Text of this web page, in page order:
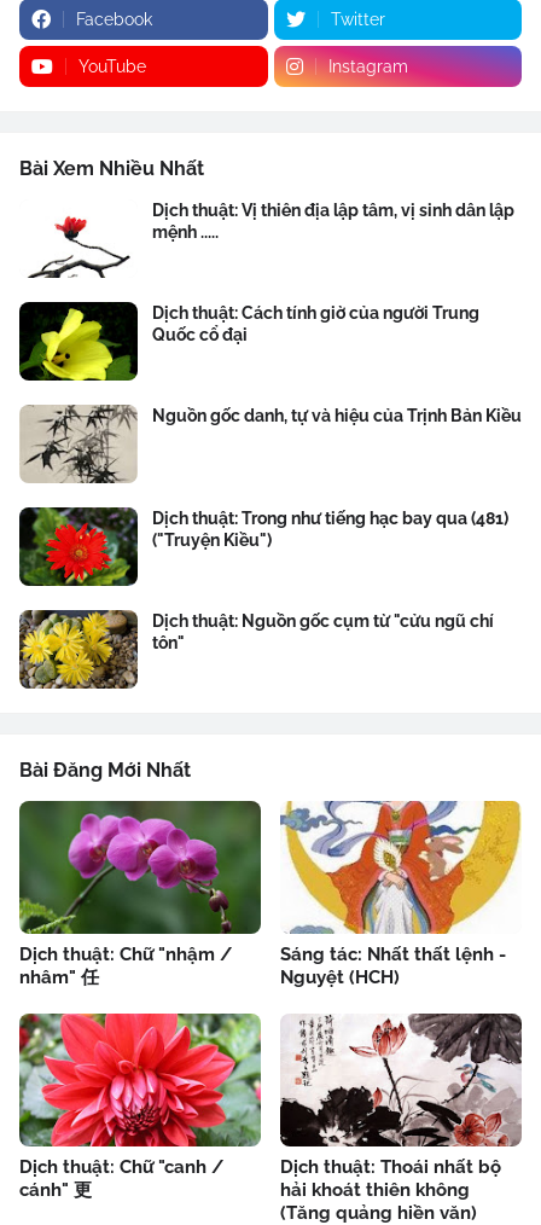
Facebook Twitter
YouTube Instagram
Bài Xem Nhiều Nhất
Dịch thuật: Vị thiên địa lập tâm, vị sinh dân lập
mệnh .....
Dịch thuật: Cách tính giờ của người Trung
Quốc cổ đại
Nguồn gốc danh, tự và hiệu của Trịnh Bản Kiều
Dịch thuật: Trong như tiếng hạc bay qua (481)
("Truyện Kiều")
Dịch thuật: Nguồn gốc cụm từ "cửu ngũ chí
tôn"
Bài Đăng Mới Nhất
Dịch thuật: Chữ "nhậm /
nhâm" 任
Sáng tác: Nhất thất lệnh -
Nguyệt (HCH)
Dịch thuật: Chữ "canh /
cánh" 更
Dịch thuật: Thoái nhất bộ
hải khoát thiên không
(Tăng quảng hiền văn)